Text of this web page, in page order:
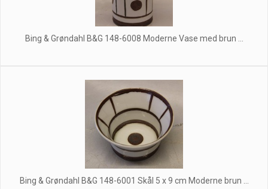
Bing & Grøndahl B&G 148-6008 Moderne Vase med brun ...
Bing & Grøndahl B&G 148-6001 Skål 5 x 9 cm Moderne brun ...